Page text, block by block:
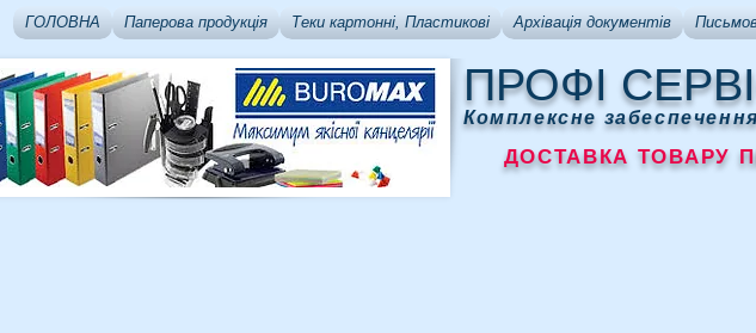
ГОЛОВНА Паперова продукція Теки картонні, Пластикові Архівація документів
ПРОФІ
Комплексне
ДОСТАВКА ТОВАРУ